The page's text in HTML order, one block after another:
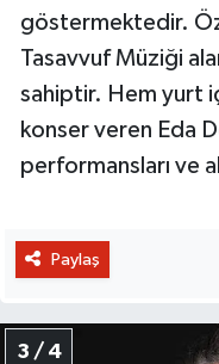
göstermektedir.
Tasavvuf Müziği
sahiptir. Hem yurt
konser veren Eda
performansları ve
Paylaş
3 / 4